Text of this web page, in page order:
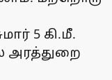
5 கி.மீ.
அரத்துறை